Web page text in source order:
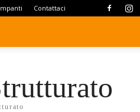
Contattaci